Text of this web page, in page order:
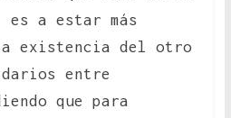
es a estar más
existencia del otro
entre
que para